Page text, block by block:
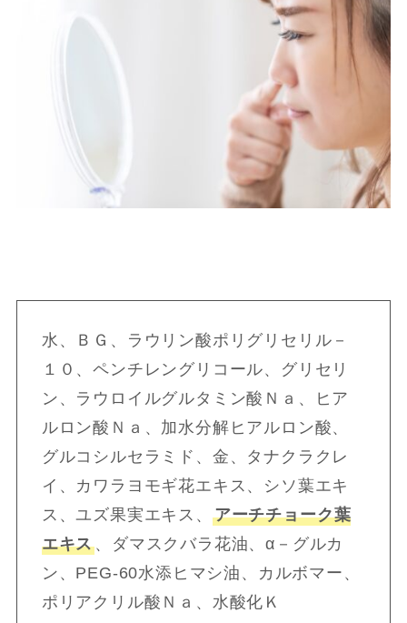
水、ＢＧ、ラウリン酸ポリグリセリル－
１０、ペンチレングリコール、グリセリ
ン、ラウロイルグルタミン酸Ｎａ、ヒア
ルロン酸Ｎａ、加水分解ヒアルロン酸、
グルコシルセラミド、金、タナクラクレ
イ、カワラヨモギ花エキス、シソ葉エキ
ス、ユズ果実エキス、 アーチチョーク葉
エキス、ダマスクバラ花油、α－グルカ
ン、PEG-60水添ヒマシ油、カルボマー、
ポリアクリル酸Ｎａ、水酸化Ｋ